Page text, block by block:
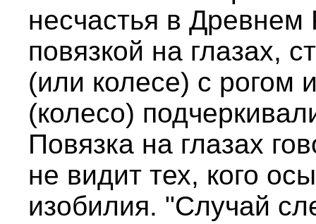
несчастья в
повязкой на глазах,
(или колесе) с рогом
(колесо)
Повязка на глазах
не видит тех, кого
изобилия. "Случай